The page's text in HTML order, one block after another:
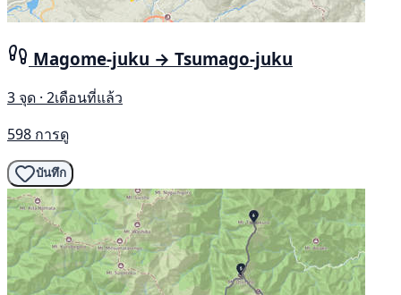
Magome-juku → Tsumago-juku
3 จุด · 2เดือนที่แล้ว
598 การดู
บันทึก